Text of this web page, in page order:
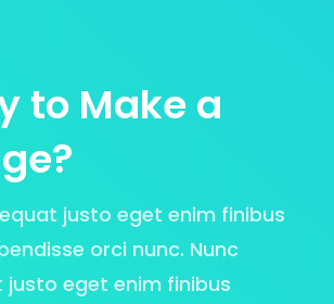
to Make a
justo eget enim finibus
orci nunc. Nunc
justo eget enim finibus